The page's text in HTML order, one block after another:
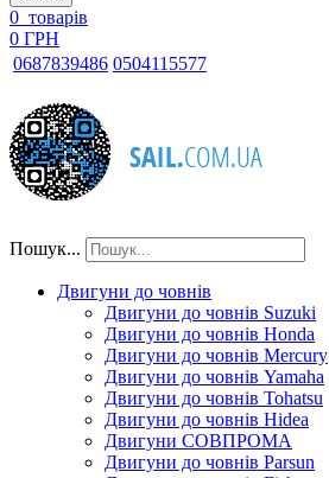
0 товарів
0 ГРН
0687839486 0504115577
Пошук...
Двигуни до човнів
Двигуни до човнів Suzuki
Двигуни до човнів Honda
Двигуни до човнів Mercury
Двигуни до човнів Yamaha
Двигуни до човнів Tohatsu
Двигуни до човнів Hidea
Двигуни СОВПРОМА
Двигуни до човнів Parsun